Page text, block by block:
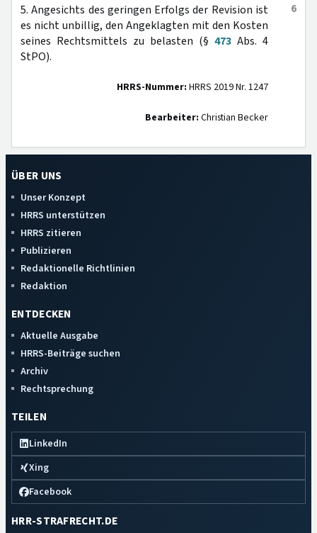
6
5. Angesichts des geringen Erfolgs der Revision ist
es nicht unbillig, den Angeklagten mit den Kosten
seines Rechtsmittels zu belasten (§ 473 Abs. 4
StPO).
HRRS-Nummer: HRRS 2019 Nr. 1247
Bearbeiter: Christian Becker
ÜBER UNS
Unser Konzept
HRRS unterstützen
HRRS zitieren
Publizieren
Redaktionelle Richtlinien
Redaktion
ENTDECKEN
Aktuelle Ausgabe
HRRS-Beiträge suchen
Archiv
Rechtsprechung
TEILEN
LinkedIn
Xing
Facebook
HRR-STRAFRECHT.DE